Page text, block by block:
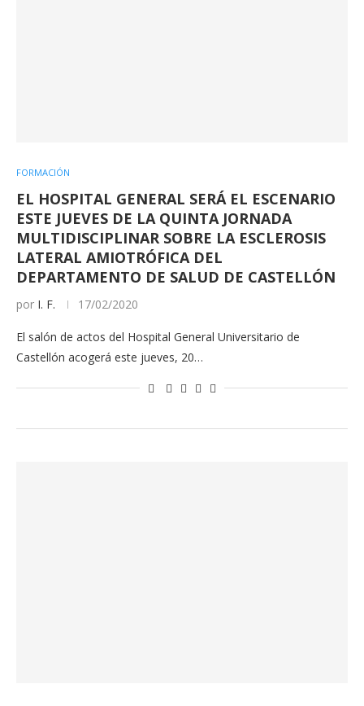
FORMACIÓN
EL HOSPITAL GENERAL SERÁ EL ESCENARIO
ESTE JUEVES DE LA QUINTA JORNADA
MULTIDISCIPLINAR SOBRE LA ESCLEROSIS
LATERAL AMIOTRÓFICA DEL
DEPARTAMENTO DE SALUD DE CASTELLÓN
por I. F. 17/02/2020
El salón de actos del Hospital General Universitario de
Castellón acogerá este jueves, 20…